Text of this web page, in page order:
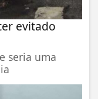
evitado
seria uma